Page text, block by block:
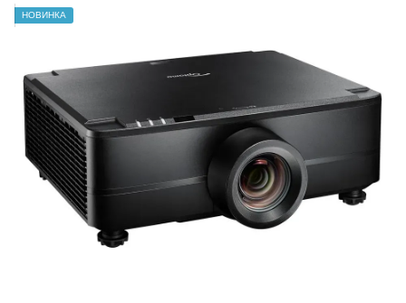
НОВИНКА